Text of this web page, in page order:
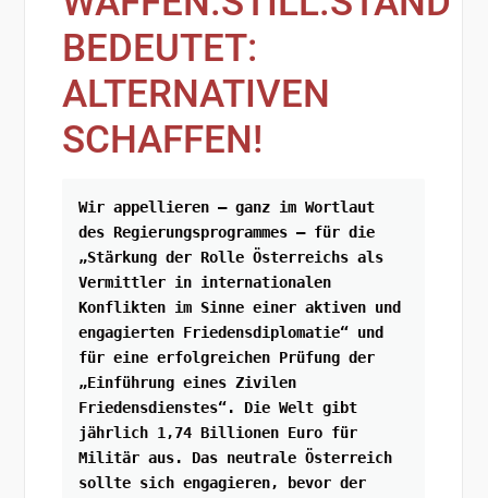
BEDEUTET:
ALTERNATIVEN
SCHAFFEN!
Wir appellieren – ganz im Wortlaut
des Regierungsprogrammes – für die
„Stärkung der Rolle Österreichs als
Vermittler in internationalen
Konflikten im Sinne einer aktiven und
engagierten Friedensdiplomatie“ und
für eine erfolgreichen Prüfung der
„Einführung eines Zivilen
Friedensdienstes“. Die Welt gibt
jährlich 1,74 Billionen Euro für
Militär aus. Das neutrale Österreich
sollte sich engagieren, bevor der